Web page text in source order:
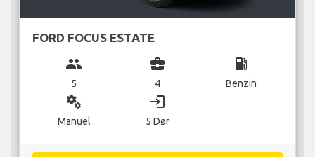
FORD FOCUS ESTATE
group
5
business_center
4
local_gas_station
Benzin
miscellaneous_services
Manuel
login
5 Dør